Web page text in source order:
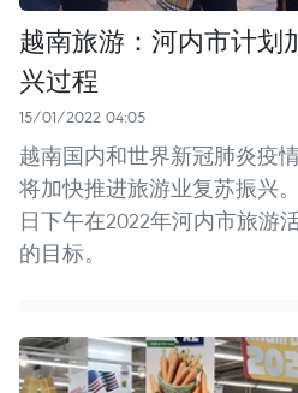
越南旅游：河内市计划
兴过程
15/01/2022 04:05
越南国内和世界新冠肺炎疫
将加快推进旅游业复苏振兴
日下午在2022年河内市旅游
的目标。